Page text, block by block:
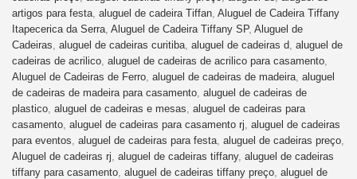
artigos para festa aluguel de cadeira Tiffan Aluguel de Cadeira Tiffany
Itapecerica da Serra Aluguel de Cadeira Tiffany SP, Aluguel de
Cadeiras aluguel de cadeiras curitiba aluguel de cadeiras d aluguel de
cadeiras de acrilico aluguel de cadeiras de acrilico para casamento
Aluguel de Cadeiras de Ferro aluguel de cadeiras de madeira aluguel
de cadeiras de madeira para casamento aluguel de cadeiras de
plastico aluguel de cadeiras e mesas aluguel de cadeiras para
casamento aluguel de cadeiras para casamento rj aluguel de cadeiras
para eventos aluguel de cadeiras para festa aluguel de cadeiras preço
Aluguel de cadeiras rj aluguel de cadeiras tiffany, aluguel de cadeiras
tiffany para casamento aluguel de cadeiras tiffany preço aluguel de